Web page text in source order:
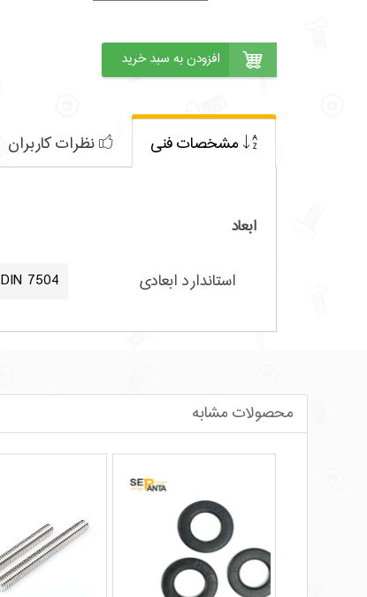
مشخصات فنی نظرات کاربران
ابعاد
استاندارد ابعادی DIN 7504
محصولات مشابه